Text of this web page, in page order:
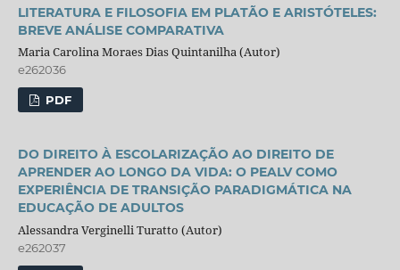
LITERATURA E FILOSOFIA EM PLATÃO E ARISTÓTELES:
BREVE ANÁLISE COMPARATIVA
Maria Carolina Moraes Dias Quintanilha (Autor)
e262036
PDF
DO DIREITO À ESCOLARIZAÇÃO AO DIREITO DE
APRENDER AO LONGO DA VIDA: O PEALV COMO
EXPERIÊNCIA DE TRANSIÇÃO PARADIGMÁTICA NA
EDUCAÇÃO DE ADULTOS
Alessandra Verginelli Turatto (Autor)
e262037